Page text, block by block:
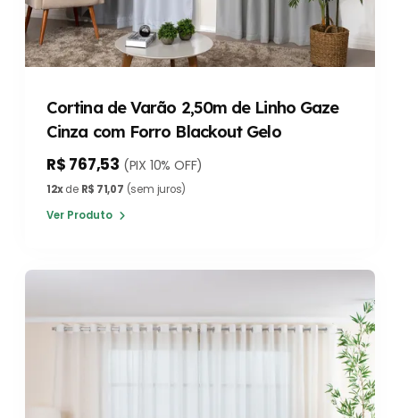
Cortina de Varão 2,50m de Linho Gaze
Cinza com Forro Blackout Gelo
R$ 767,53 (PIX 10% OFF)
12xde R$ 71,07 (sem juros)
Ver Produto